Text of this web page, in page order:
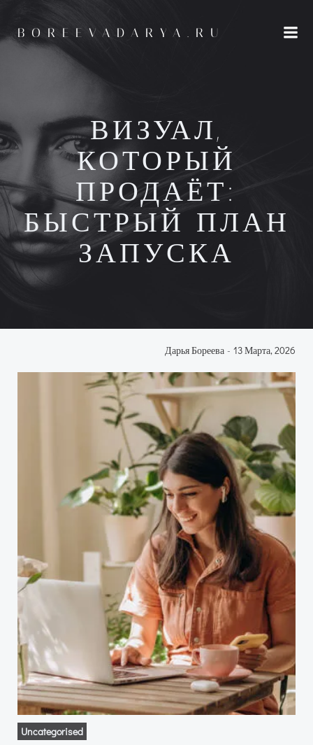
содержимому
BOREEVADARYA.RU
ВИЗУАЛ,
КОТОРЫЙ
ПРОДАЁТ:
БЫСТРЫЙ ПЛАН
ЗАПУСКА
Дарья Бореева - 13 Марта, 2026
Uncategorised